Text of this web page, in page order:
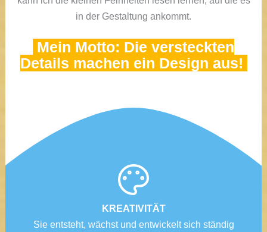
in der Gestaltung ankommt.
Mein Motto: Die versteckten
Details machen ein Design aus!
KREATIVITÄT
Sie entsteht, wächst und entwickelt sich ständig